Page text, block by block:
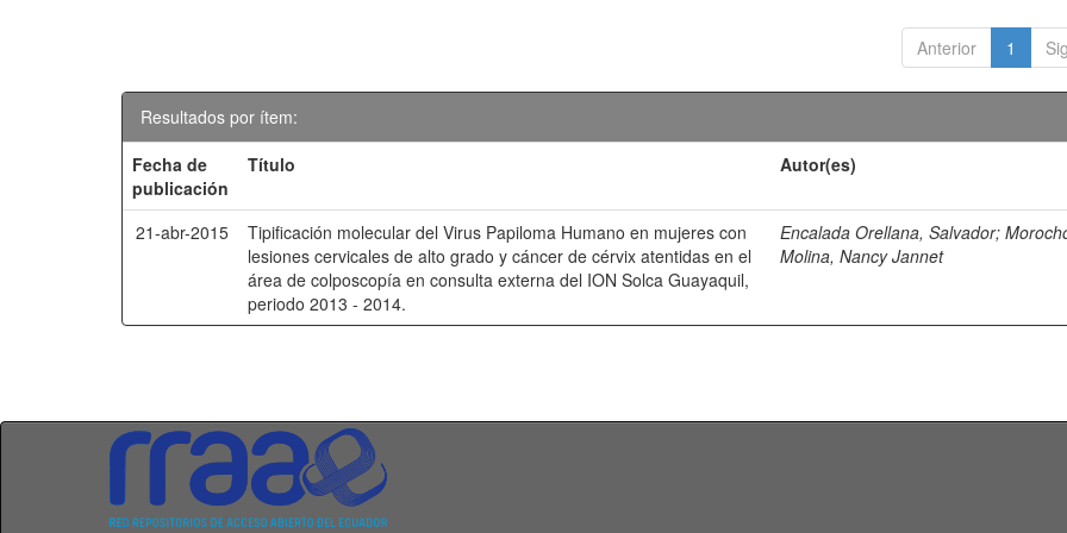
Anterior 1
Resultados por ítem:
Fecha de
publicación
Título Autor(es)
21-abr-2015
Tipificación molecular del Virus Papiloma Humano en mujeres con
lesiones cervicales de alto grado y cáncer de cérvix atentidas en el
área de colposcopía en consulta externa del ION Solca Guayaquil,
periodo 2013 - 2014.
Encalada Orellana, Salvador;
Molina, Nancy Jannet